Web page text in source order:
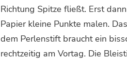
Richtung Spitze fließt. Erst
Papier kleine Punkte malen.
dem Perlenstift braucht ein
rechtzeitig am Vortag. Die